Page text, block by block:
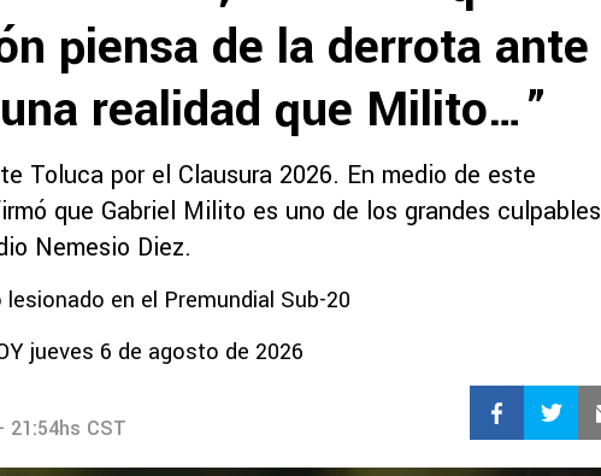
piensa de la derrota ante
realidad que Milito…”
Toluca por el Clausura 2026. En medio de este
que Gabriel Milito es uno de los grandes culpables
Nemesio Diez.
en el Premundial Sub-20
jueves 6 de agosto de 2026
CST